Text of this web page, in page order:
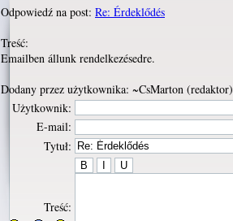
Odpowiedź na post: Re: Érdeklődés
Treść:
Emailben állunk rendelkezésedre.
Dodany przez użytkownika: ~CsMarton (redaktor)
Użytkownik:
E-mail:
Tytuł:
Treść: